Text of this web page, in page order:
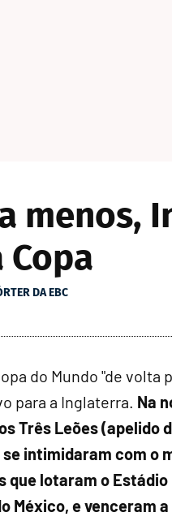
menos,
Copa
DA EBC
do Mundo "de volta
para a Inglaterra. Na
Três Leões (apelido
intimidaram com o
que lotaram o Estádio
México, e venceram a